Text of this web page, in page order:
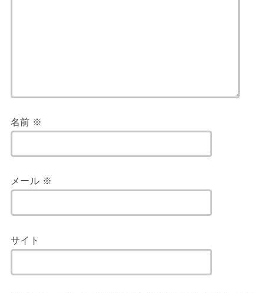
名前 ※
メール ※
サイト